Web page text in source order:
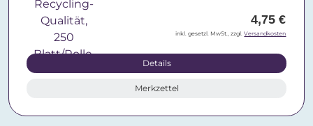
4,75 €
inkl. gesetzl. MwSt., zzgl.Versandkosten
Details
Merkzettel